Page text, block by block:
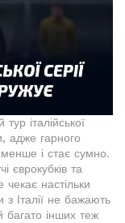
італійської
адже гарного
і стає сумно.
єврокубків та
настільки
з Італії не бажають
багато інших теж